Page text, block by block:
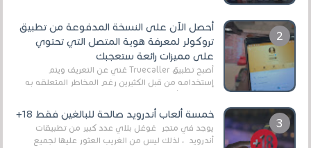
أحصل الآن على النسخة المدفوعة من تطبيق
تروكولر لمعرفة هوية المتصل التي تحتوي
على مميزات رائعة ستعجبك
أصبح تطبيق Truecaller غني عن التعريف ويتم
إستخدامه من قبل الكثيرين رغم المخاطر المتعلقه به
خمسة ألعاب أندرويد صالحة للبالغين فقط 18+
يوجد في متجر غوغل بلاي عدد كبير من تطبيقات
أندرويد ، لذلك ليس من الغريب العثور عليها لجميع